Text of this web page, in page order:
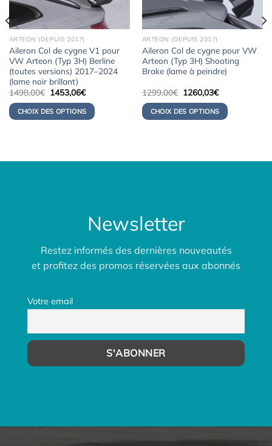
ARTEON (DEPUIS 2017)
Aileron Col de cygne V1 pour
VW Arteon (Typ 3H) Berline
(toutes versions) 2017–2024
(lame noir brillant)
1498,00€ Le
prix
initial
était :
1498,00€.
1453,06€Le
actuel
est :
1453,06€.
CHOIX DES OPTIONS
ARTEON (DEPUIS 2017)
Aileron Col de cygne pour VW
Arteon (Typ 3H) Shooting
Brake (lame à peindre)
1299,00€ Le
prix
initial
était :
1299,00€.
1260,03€Le
actuel
est :
1260,03€.
CHOIX DES OPTIONS
Newsletter
Restez informés des dernières nouveautés
et profitez des promos réservées aux abonnés
Votre email